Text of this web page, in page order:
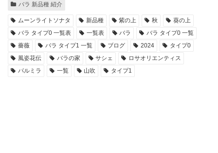
バラ 新品種 紹介
ムーンライトソナタ 新品種 紫の上 秋
葵の上
バラ タイプ0 一覧表
一覧表 バラ
バラ タイプ0 一覧
薔薇
バラ タイプ1 一覧 ブログ 2024
タイプ0
風姿花伝
バラの家 サシェ
ロサオリエンティス
パルミラ
一覧 山吹 タイプ1